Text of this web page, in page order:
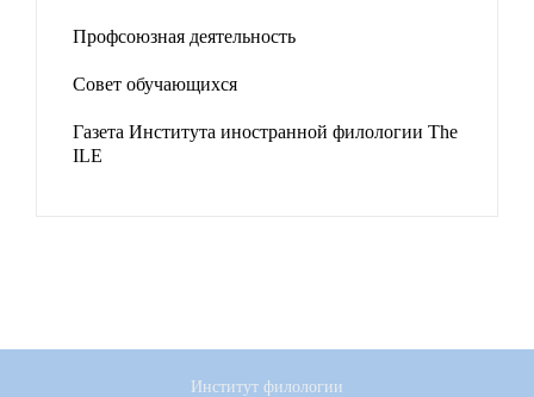
Профсоюзная деятельность
Совет обучающихся
Газета Института иностранной филологии The
ILE
Институт филологии